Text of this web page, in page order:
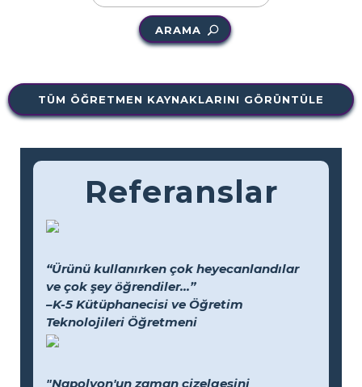
ARAMA
TÜM ÖĞRETMEN KAYNAKLARINI GÖRÜNTÜLE
Referanslar
“Ürünü kullanırken çok heyecanlandılar
ve çok şey öğrendiler...”
–K-5 Kütüphanecisi ve Öğretim
Teknolojileri Öğretmeni
"Napolyon'un zaman çizelgesini